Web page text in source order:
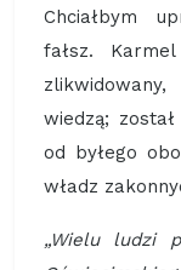
Chciałbym
fałsz.
wiedzą;
od byłego
władz
„Wielu ludzi